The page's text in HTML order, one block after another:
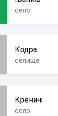
село
Кодра
селище
Креничі
село